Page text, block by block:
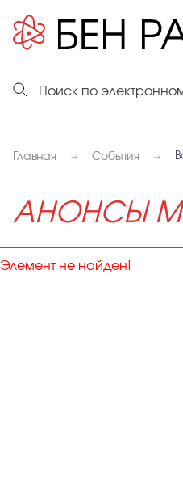
Главная События
АНОНСЫ
Элемент не найден!